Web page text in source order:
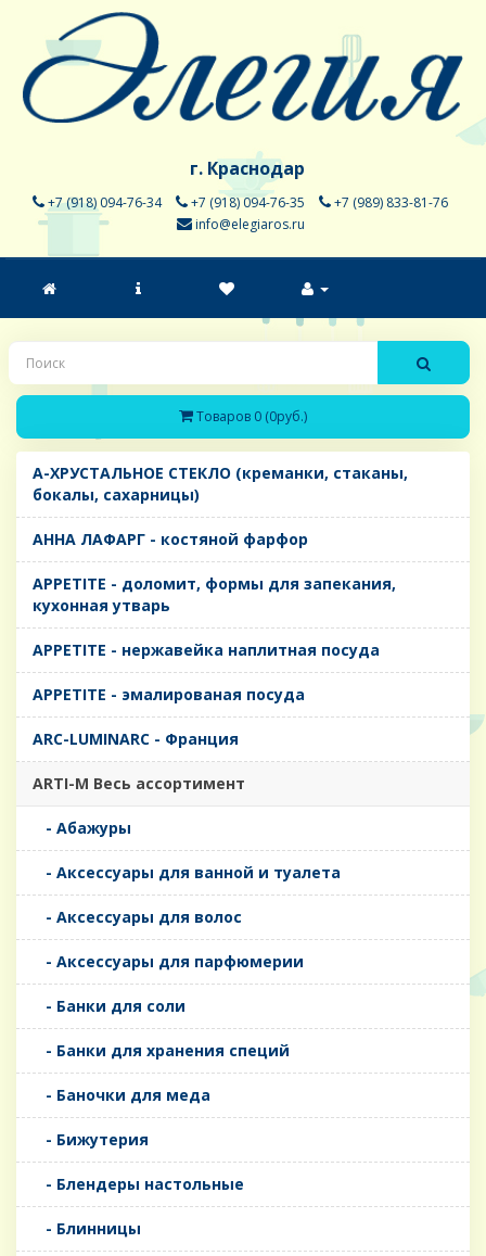
г. Краснодар
+7 (918) 094-76-34 +7 (918) 094-76-35
+7 (989) 833-81-76
info@elegiaros.ru
Товаров 0 (0руб.)
A-ХРУСТАЛЬНОЕ СТЕКЛО (креманки, стаканы,
бокалы, сахарницы)
AHHA ЛАФАРГ - костяной фарфор
APPETITE - доломит, формы для запекания,
кухонная утварь
APPETITE - нержавейка наплитная посуда
APPETITE - эмалированая посуда
ARC-LUMINARC - Франция
ARTI-M Весь ассортимент
- Абажуры
- Аксессуары для ванной и туалета
- Аксессуары для волос
- Аксессуары для парфюмерии
- Банки для соли
- Банки для хранения специй
- Баночки для меда
- Бижутерия
- Блендеры настольные
- Блинницы